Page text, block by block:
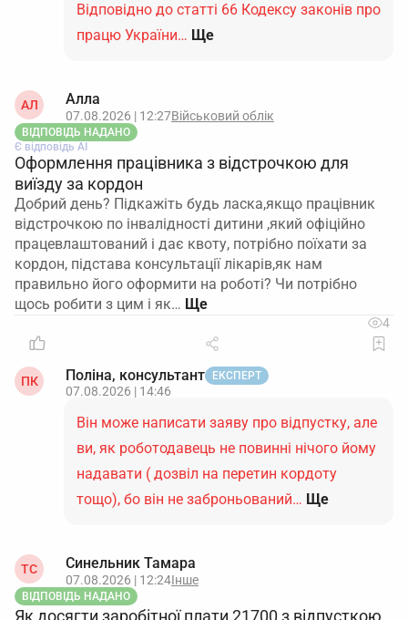
Відповідно до статті 66 Кодексу законів про
працю України… Ще
АЛ Алла
07.08.2026 | 12:27Військовий облік
ВІДПОВІДЬ НАДАНО
Є відповідь АІ
Оформлення працівника з відстрочкою для
виїзду за кордон
Добрий день? Підкажіть будь ласка,якщо працівник
відстрочкою по інвалідності дитини ,який офіційно
працевлаштований і дає квоту, потрібно поїхати за
кордон, підстава консультації лікарів,як нам
правильно його оформити на роботі? Чи потрібно
щось робити з цим і як…
4
ПК Поліна, консультант ЕКСПЕРТ
07.08.2026 | 14:46
Він може написати заяву про відпустку, але
ви, як роботодавець не повинні нічого йому
надавати ( дозвіл на перетин кордоту
тощо), бо він не заброньований… Ще
ТС Синельник Тамара
07.08.2026 | 12:24Інше
ВІДПОВІДЬ НАДАНО
Як досягти заробітної плати 21700 з відпусткою